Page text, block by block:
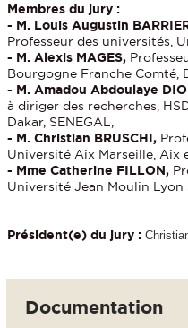
Membres du jury :
- M. Louis Augustin
Professeur des universités,
- M. Alexis MAGES,
Bourgogne Franche Comté,
- M. Amadou Abdoulaye
à diriger des recherches,
Dakar, SENEGAL,
- M. Christian BRUSCHI,
Université Aix Marseille, Aix
- Mme Catherine FILLON,
Université Jean Moulin Lyon
Président(e) du jury :
Documentation